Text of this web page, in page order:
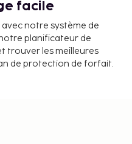
transactions en
pas dépasser
l'hébergement
réservation.
dans le tarif de
facile
notre système de
planificateur de
trouver les meilleures
de protection de forfait.